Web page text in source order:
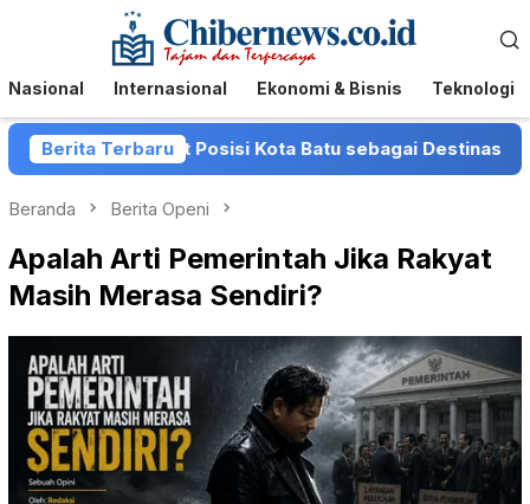
Menu
Mobile
Nasional Internasional Ekonomi & Bisnis Teknologi
Berita Terbaru
Perkuat Posisi Kota Batu sebagai Destinasi Festival
Beranda Berita Openi
Apalah Arti Pemerintah Jika Rakyat
Masih Merasa Sendiri?